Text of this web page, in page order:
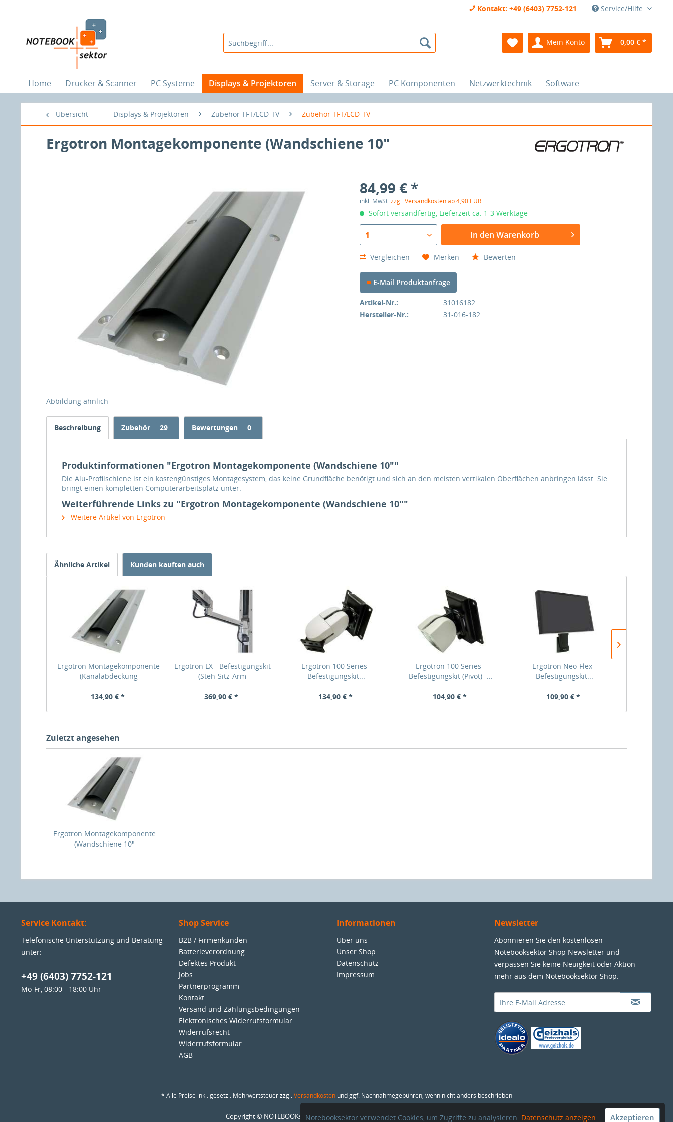
Kontakt: +49 (6403) 7752-121 Service/Hilfe
Mein Konto 0,00 € *
Home Drucker & Scanner PC Systeme Displays & Projektoren Server & Storage PC Komponenten Netzwerktechnik Software
Übersicht Displays & Projektoren Zubehör TFT/LCD-TV Zubehör TFT/LCD-TV
Ergotron Montagekomponente (Wandschiene 10"
Abbildung ähnlich
84,99 € *
inkl. MwSt.zzgl. Versandkosten ab 4,90 EUR
Sofort versandfertig, Lieferzeit ca. 1-3 Werktage
1 In den Warenkorb
Vergleichen Merken Bewerten
E-Mail Produktanfrage
Artikel-Nr.:
31016182
Hersteller-Nr.:
31-016-182
Beschreibung Zubehör 29 Bewertungen 0
Produktinformationen "Ergotron Montagekomponente (Wandschiene 10""
Die Alu-Profilschiene ist ein kostengünstiges Montagesystem, das keine Grundfläche benötigt und sich an den meisten vertikalen Oberflächen anbringen lässt. Sie
bringt einen kompletten Computerarbeitsplatz unter.
Weiterführende Links zu "Ergotron Montagekomponente (Wandschiene 10""
Weitere Artikel von Ergotron
Ähnliche Artikel Kunden kauften auch
Ergotron Montagekomponente
(Kanalabdeckung
134,90 € *
Ergotron LX - Befestigungskit
(Steh-Sitz-Arm
369,90 € *
Ergotron 100 Series -
Befestigungskit...
134,90 € *
Ergotron 100 Series -
Befestigungskit (Pivot) -...
104,90 € *
Ergotron Neo-Flex -
Befestigungskit...
109,90 € *
Zuletzt angesehen
Ergotron Montagekomponente
(Wandschiene 10"
Service Kontakt:
Telefonische Unterstützung und Beratung
unter:
+49 (6403) 7752-121
Mo-Fr, 08:00 - 18:00 Uhr
Shop Service
B2B / Firmenkunden
Batterieverordnung
Defektes Produkt
Jobs
Partnerprogramm
Kontakt
Versand und Zahlungsbedingungen
Elektronisches Widerrufsformular
Widerrufsrecht
Widerrufsformular
AGB
Informationen
Über uns
Unser Shop
Datenschutz
Impressum
Newsletter
Abonnieren Sie den kostenlosen
Notebooksektor Shop Newsletter und
verpassen Sie keine Neuigkeit oder Aktion
mehr aus dem Notebooksektor Shop.
* Alle Preise inkl. gesetzl. Mehrwertsteuer zzgl.Versandkostenund ggf. Nachnahmegebühren, wenn nicht anders beschrieben
Copyright © NOTEBOOKsektor - SAMbase GmbH - Alle Rechte vorbehalten
Notebooksektor verwendet Cookies, um Zugriffe zu analysieren. Datenschutz anzeigen. Akzeptieren